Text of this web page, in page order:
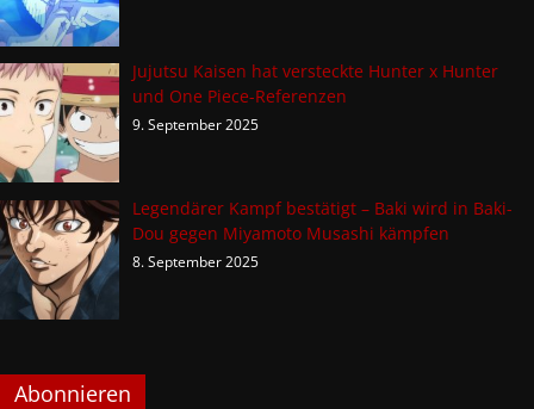
Jujutsu Kaisen hat versteckte Hunter x Hunter
und One Piece-Referenzen
9. September 2025
Legendärer Kampf bestätigt – Baki wird in Baki-
Dou gegen Miyamoto Musashi kämpfen
8. September 2025
Abonnieren